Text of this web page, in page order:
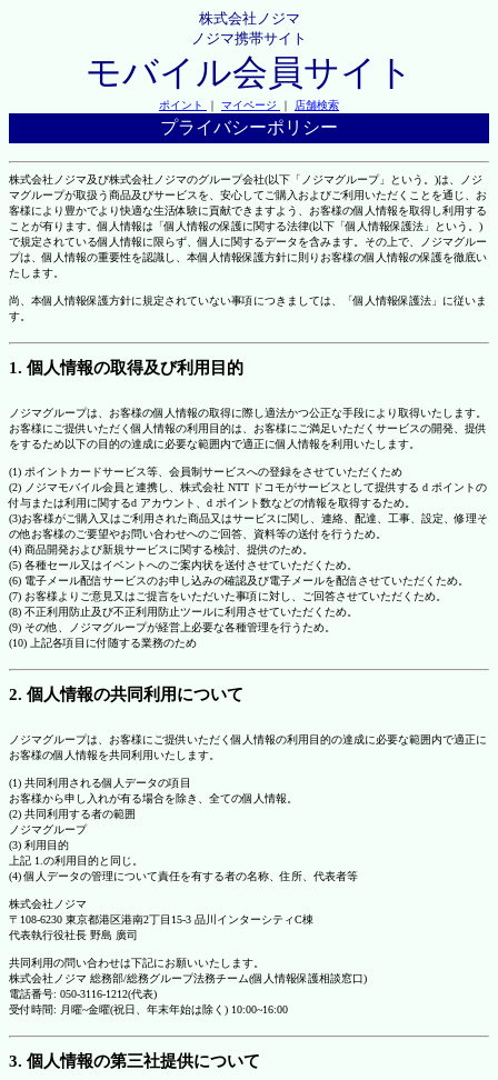
株式会社ノジマ
ノジマ携帯サイト
モバイル会員サイト
ポイント ｜ マイページ ｜ 店舗検索
プライバシーポリシー
株式会社ノジマ及び株式会社ノジマのグループ会社(以下「ノジマグループ」という。)は、ノジ
マグループが取扱う商品及びサービスを、安心してご購入およびご利用いただくことを通じ、お
客様により豊かでより快適な生活体験に貢献できますよう、お客様の個人情報を取得し利用する
ことが有ります。個人情報は「個人情報の保護に関する法律(以下「個人情報保護法」という。)
で規定されている個人情報に限らず、個人に関するデータを含みます。その上で、ノジマグルー
プは、個人情報の重要性を認識し、本個人情報保護方針に則りお客様の個人情報の保護を徹底い
たします。
尚、本個人情報保護方針に規定されていない事項につきましては、「個人情報保護法」に従いま
す。
1. 個人情報の取得及び利用目的
ノジマグループは、お客様の個人情報の取得に際し適法かつ公正な手段により取得いたします。
お客様にご提供いただく個人情報の利用目的は、お客様にご満足いただくサービスの開発、提供
をするため以下の目的の達成に必要な範囲内で適正に個人情報を利用いたします。
(1) ポイントカードサービス等、会員制サービスへの登録をさせていただくため
(2) ノジマモバイル会員と連携し、株式会社 NTT ドコモがサービスとして提供する d ポイントの
付与または利用に関するd アカウント、d ポイント数などの情報を取得するため。
(3)お客様がご購入又はご利用された商品又はサービスに関し、連絡、配達、工事、設定、修理そ
の他お客様のご要望やお問い合わせへのご回答、資料等の送付を行うため。
(4) 商品開発および新規サービスに関する検討、提供のため。
(5) 各種セール又はイベントへのご案内状を送付させていただくため。
(6) 電子メール配信サービスのお申し込みの確認及び電子メールを配信させていただくため。
(7) お客様よりご意見又はご提言をいただいた事項に対し、ご回答させていただくため。
(8) 不正利用防止及び不正利用防止ツールに利用させていただくため。
(9) その他、ノジマグループが経営上必要な各種管理を行うため。
(10) 上記各項目に付随する業務のため
2. 個人情報の共同利用について
ノジマグループは、お客様にご提供いただく個人情報の利用目的の達成に必要な範囲内で適正に
お客様の個人情報を共同利用いたします。
(1) 共同利用される個人データの項目
お客様から申し入れが有る場合を除き、全ての個人情報。
(2) 共同利用する者の範囲
ノジマグループ
(3) 利用目的
上記 1.の利用目的と同じ。
(4) 個人データの管理について責任を有する者の名称、住所、代表者等
株式会社ノジマ
〒108-6230 東京都港区港南2丁目15-3 品川インターシティC棟
代表執行役社長 野島 廣司
共同利用の問い合わせは下記にお願いいたします。
株式会社ノジマ 総務部/総務グループ法務チーム(個人情報保護相談窓口)
電話番号: 050-3116-1212(代表)
受付時間: 月曜~金曜(祝日、年末年始は除く) 10:00~16:00
3. 個人情報の第三社提供について